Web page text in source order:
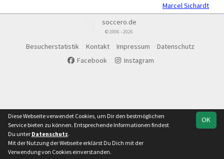
Marcel Sichardt
soccero.de
© 2006 - 2026
Besucherstatistik Kontakt Impressum
Datenschutz
Facebook
Instagram
OK
Diese Webseite verwendet Cookies, um Dir den bestmöglichen
Service bieten zu können. Entsprechende Informationen findest
Du unter Datenschutz.
Mit der Nutzung der Webseite erklärst Du Dich mit der
Verwendung von Cookies einverstanden.